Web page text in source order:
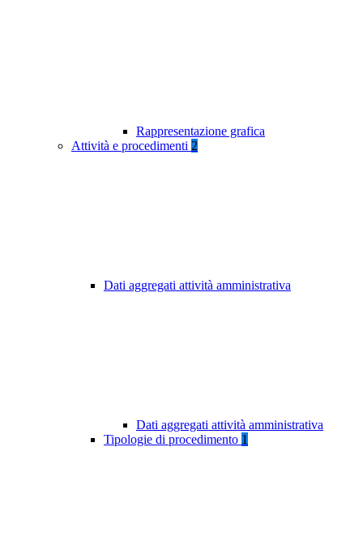
Rappresentazione grafica
Attività e procedimenti 2
Dati aggregati attività amministrativa
Dati aggregati attività amministrativa
Tipologie di procedimento 1